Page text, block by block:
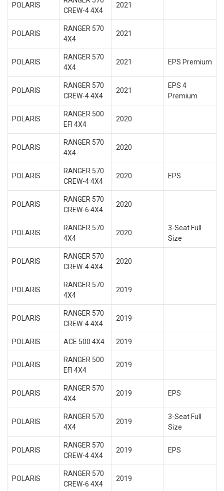
POLARIS
CREW-4 4X4
2021
POLARIS
RANGER 570
4X4
2021
POLARIS
RANGER 570
4X4
2021 EPS Premium
POLARIS
RANGER 570
CREW-4 4X4
2021
EPS 4
Premium
POLARIS
RANGER 500
EFI 4X4
2020
POLARIS
RANGER 570
4X4
2020
POLARIS
RANGER 570
CREW-4 4X4
2020 EPS
POLARIS
RANGER 570
CREW-6 4X4
2020
POLARIS
RANGER 570
4X4
2020
3-Seat Full
Size
POLARIS
RANGER 570
CREW-4 4X4
2020
POLARIS
RANGER 570
4X4
2019
POLARIS
RANGER 570
CREW-4 4X4
2019
POLARIS ACE 500 4X4 2019
POLARIS
RANGER 500
EFI 4X4
2019
POLARIS
RANGER 570
4X4
2019 EPS
POLARIS
RANGER 570
4X4
2019
3-Seat Full
Size
POLARIS
RANGER 570
CREW-4 4X4
2019 EPS
POLARIS
RANGER 570
CREW-6 4X4
2019